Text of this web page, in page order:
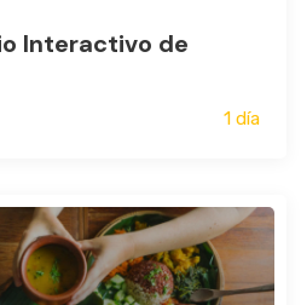
Interactivo de
1 día